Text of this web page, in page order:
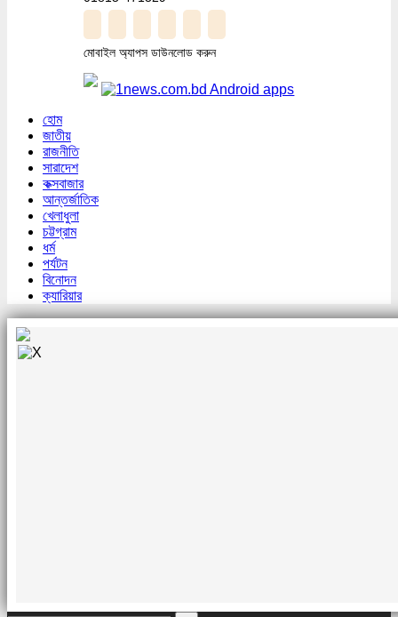
মোবাইল অ্যাপস ডাউনলোড করুন
হোম
জাতীয়
রাজনীতি
সারাদেশ
কক্সবাজার
আন্তর্জাতিক
খেলাধুলা
চট্টগ্রাম
ধর্ম
পর্যটন
বিনোদন
ক্যারিয়ার